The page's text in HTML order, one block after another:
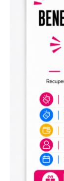
Diseños
También
perfectos para
envases,
Estos diseños
catálogo de
producciones
proveedor
Archivos
Comprar